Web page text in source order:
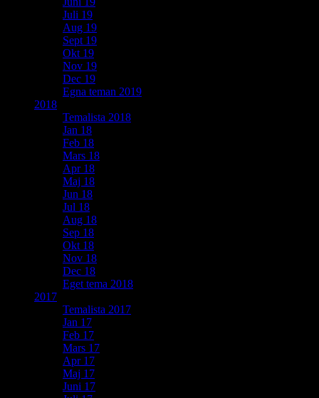
Juli 19
Aug 19
Sept 19
Okt 19
Nov 19
Dec 19
Egna teman 2019
2018
Temalista 2018
Jan 18
Feb 18
Mars 18
Apr 18
Maj 18
Jun 18
Jul 18
Aug 18
Sep 18
Okt 18
Nov 18
Dec 18
Eget tema 2018
2017
Temalista 2017
Jan 17
Feb 17
Mars 17
Apr 17
Maj 17
Juni 17